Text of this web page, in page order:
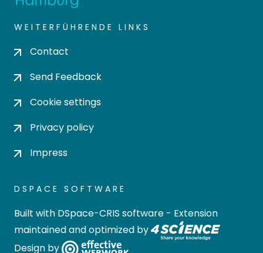
WEITERFÜHRENDE LINKS
Contact
Send Feedback
Cookie settings
Privacy policy
Impress
DSPACE SOFTWARE
Built with DSpace-CRIS software - Extension
maintained and optimized by
Design by